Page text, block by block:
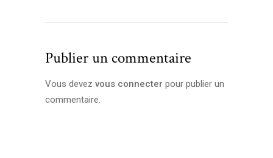
Publier un commentaire
Vous devez vous connecter pour publier un
commentaire.